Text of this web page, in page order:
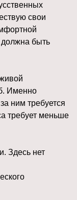
свои
должна быть
Именно
ним требуется
требует меньше
Здесь нет